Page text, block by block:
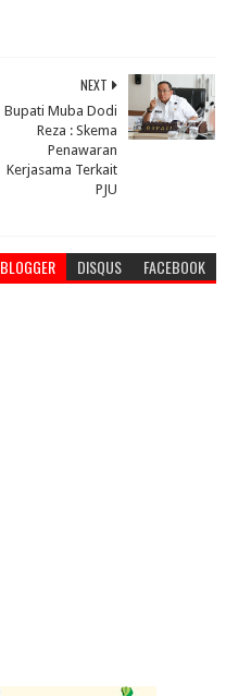
NEXT
Bupati Muba Dodi
Reza : Skema
Penawaran
Kerjasama Terkait
PJU
BLOGGER DISQUS FACEBOOK